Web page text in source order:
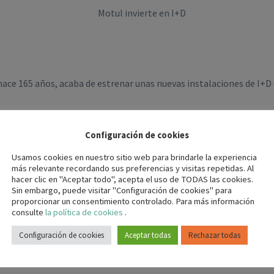
165 años, acaba de estrenar unas nuevas instalaciones de
reconocidas marcas del sector de la automoción en Japón,
deportes de 2 y 4 ruedas, y posiciona a la empresa como
de 10 científicos investigadores, aunque están pensadas
y desarrollo de lubricantes y fluidos para deportes de motor
cantidades para aceites experimentales, específicos para
establecido colaboraciones con universidades e institutos.
Configuración de cookies
Usamos cookies en nuestro sitio web para brindarle la experiencia
más relevante recordando sus preferencias y visitas repetidas. Al
hacer clic en "Aceptar todo", acepta el uso de TODAS las cookies.
Sin embargo, puede visitar "Configuración de cookies" para
proporcionar un consentimiento controlado. Para más información
consulte la política de cookies .
Configuración de cookies Aceptar todas Rechazar todas